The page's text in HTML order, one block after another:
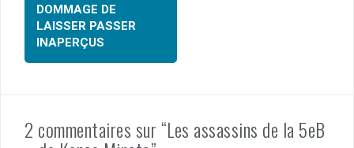
DOMMAGE DE
LAISSER PASSER
INAPERÇUS
2 commentaires sur “Les assassins de la 5eB